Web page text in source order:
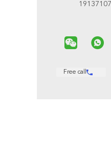
Free call